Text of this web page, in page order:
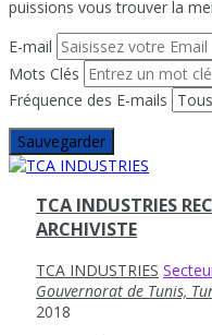
puissions vous trouver la
E-mail
Mots Clés
Fréquence des E-mails
Sauvegarder
TCA INDUSTRIES
ARCHIVISTE
TCA INDUSTRIES
Gouvernorat de Tunis,
2018